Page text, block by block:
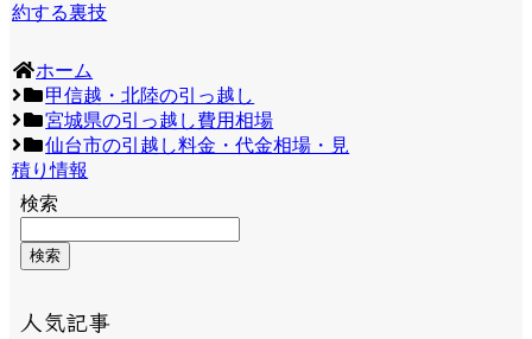
約する裏技
ホーム
甲信越・北陸の引っ越し
宮城県の引っ越し費用相場
仙台市の引越し料金・代金相場・見
積り情報
検索
検索
人気記事